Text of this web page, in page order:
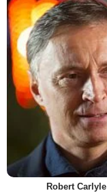
Robert Carlyle